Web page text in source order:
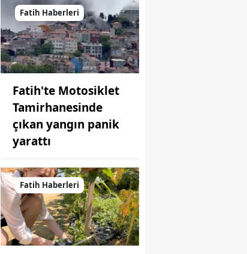
Fatih Haberleri
Fatih'te Motosiklet
Tamirhanesinde
çıkan yangın panik
yarattı
Fatih Haberleri